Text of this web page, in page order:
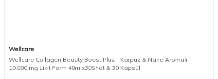
Wellcare
Wellcare Collagen Beauty Boost Plus - Karpuz & Nane Aromalı -
10.000 mg Likit Form 40mlx30Shot & 30 Kapsül